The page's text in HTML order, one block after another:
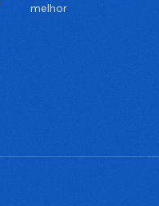
melhor